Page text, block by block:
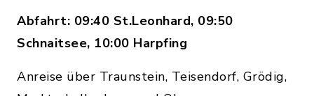
Abfahrt: 09:40 St.Leonhard, 09:50
Schnaitsee, 10:00 Harpfing
Anreise über Traunstein, Teisendorf, Grödig,